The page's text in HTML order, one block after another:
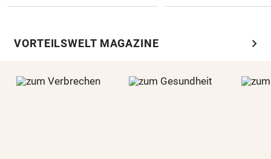
VORTEILSWELT MAGAZINE chevron_right